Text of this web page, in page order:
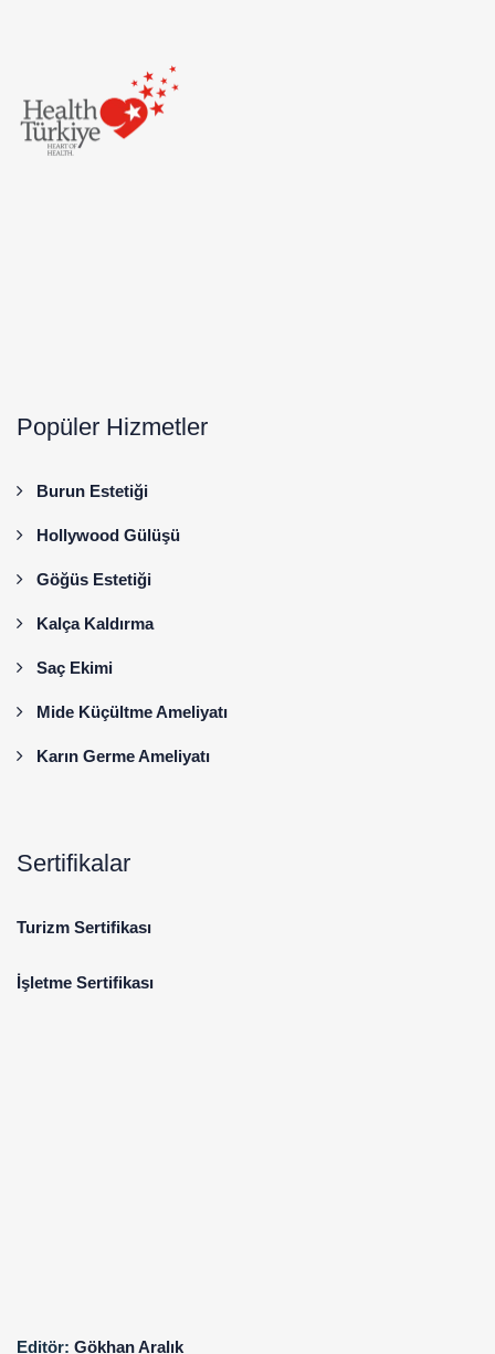
Popüler Hizmetler
Burun Estetiği
Hollywood Gülüşü
Göğüs Estetiği
Kalça Kaldırma
Saç Ekimi
Mide Küçültme Ameliyatı
Karın Germe Ameliyatı
Sertifikalar
Turizm Sertifikası
İşletme Sertifikası
Editör: Gökhan Aralık